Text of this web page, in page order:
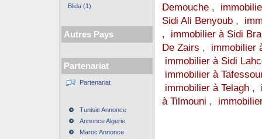
Blida (1)
Autres Pays
Partenariat
Partenariat
Tunisie Annonce
Annonce Algerie
Maroc Annonce
Demouche,
Sidi Ali Benyoub,
, immobilier à Sidi
De Zairs , immobilier
immobilier à Sidi
immobilier à
immobilier à Telagh,
à Tilmouni ,